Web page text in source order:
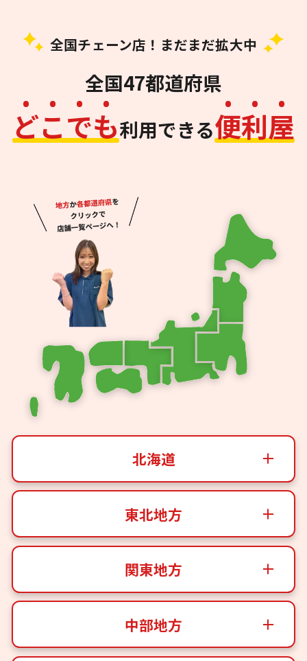
全国チェーン店！まだまだ拡大中
全国47都道府県
どこでも利用できる便利屋
北海道
東北地方
関東地方
中部地方